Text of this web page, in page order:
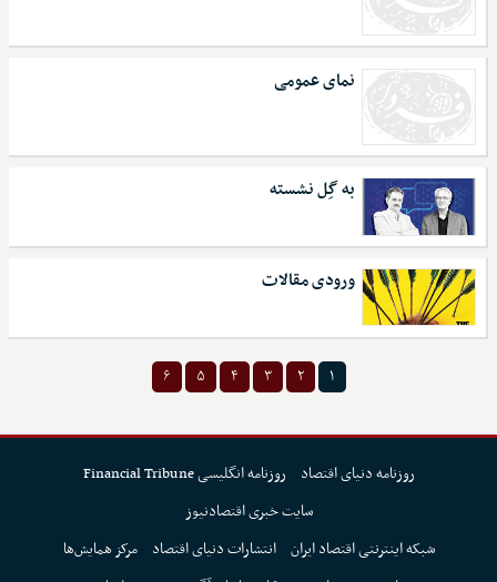
نمای عمومی
به گِل نشسته
ورودی مقالات
۱ ۲ ۳ ۴ ۵ ۶
روزنامه دنیای اقتصاد
روزنامه انگلیسی Financial Tribune
سایت خبری اقتصادنیوز
شبکه اینترنتی اقتصاد ایران انتشارات دنیای اقتصاد
مرکز همایش‌ها